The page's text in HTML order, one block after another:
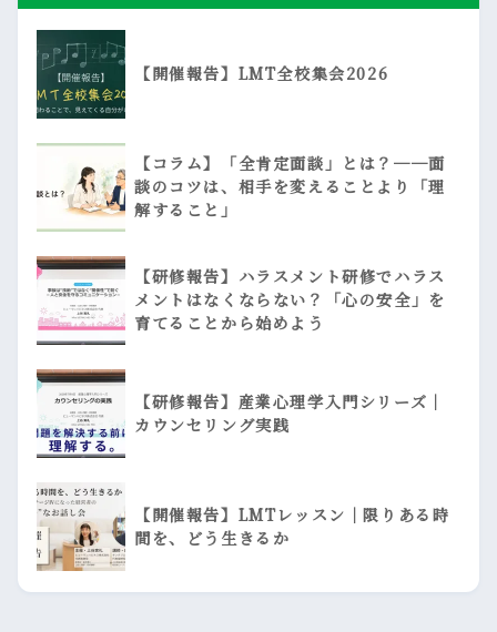
【開催報告】LMT全校集会2026
【コラム】「全肯定面談」とは？──面
談のコツは、相手を変えることより「理
解すること」
【研修報告】ハラスメント研修でハラス
メントはなくならない？「心の安全」を
育てることから始めよう
【研修報告】産業心理学入門シリーズ｜
カウンセリング実践
【開催報告】LMTレッスン｜限りある時
間を、どう生きるか